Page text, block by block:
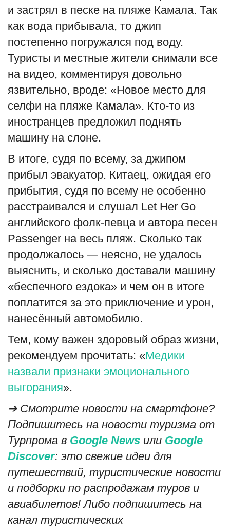
и застрял в песке на пляже Камала. Так
как вода прибывала, то джип
постепенно погружался под воду.
Туристы и местные жители снимали все
на видео, комментируя довольно
язвительно, вроде: «Новое место для
селфи на пляже Камала». Кто-то из
иностранцев предложил поднять
машину на слоне.
В итоге, судя по всему, за джипом
прибыл эвакуатор. Китаец, ожидая его
прибытия, судя по всему не особенно
расстраивался и слушал Let Her Go
английского фолк-певца и автора песен
Passenger на весь пляж. Сколько так
продолжалось — неясно, не удалось
выяснить, и сколько доставали машину
«беспечного ездока» и чем он в итоге
поплатится за это приключение и урон,
нанесённый автомобилю.
Тем, кому важен здоровый образ жизни,
рекомендуем прочитать: «Медики
назвали признаки эмоционального
выгорания».
➔ Смотрите новости на смартфоне?
Подпишитесь на новости туризма от
Турпрома в Google News или Google
Discover: это свежие идеи для
путешествий, туристические новости
и подборки по распродажам туров и
авиабилетов! Либо подпишитесь на
канал туристических